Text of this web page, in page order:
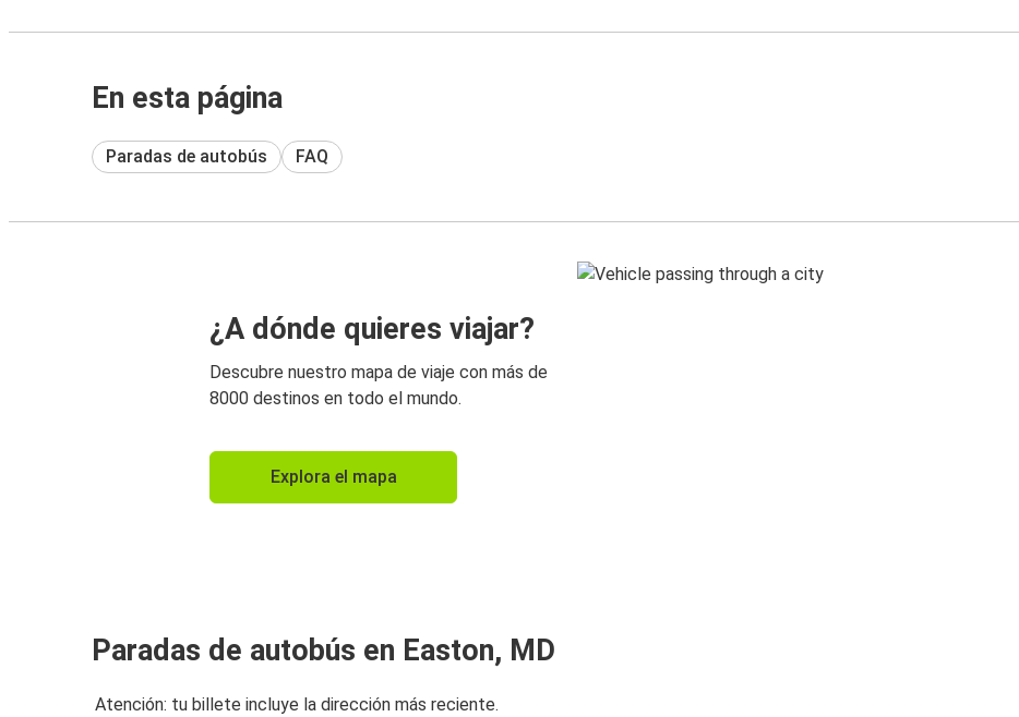
En esta página
Paradas de autobús FAQ
¿A dónde quieres viajar?
Descubre nuestro mapa de viaje con más de
8000 destinos en todo el mundo.
Explora el mapa
Paradas de autobús en Easton, MD
Atención: tu billete incluye la dirección más reciente.